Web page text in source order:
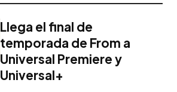
Llega el final de
temporada de From a
Universal Premiere y
Universal+